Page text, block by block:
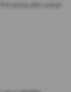
exista alte costuri